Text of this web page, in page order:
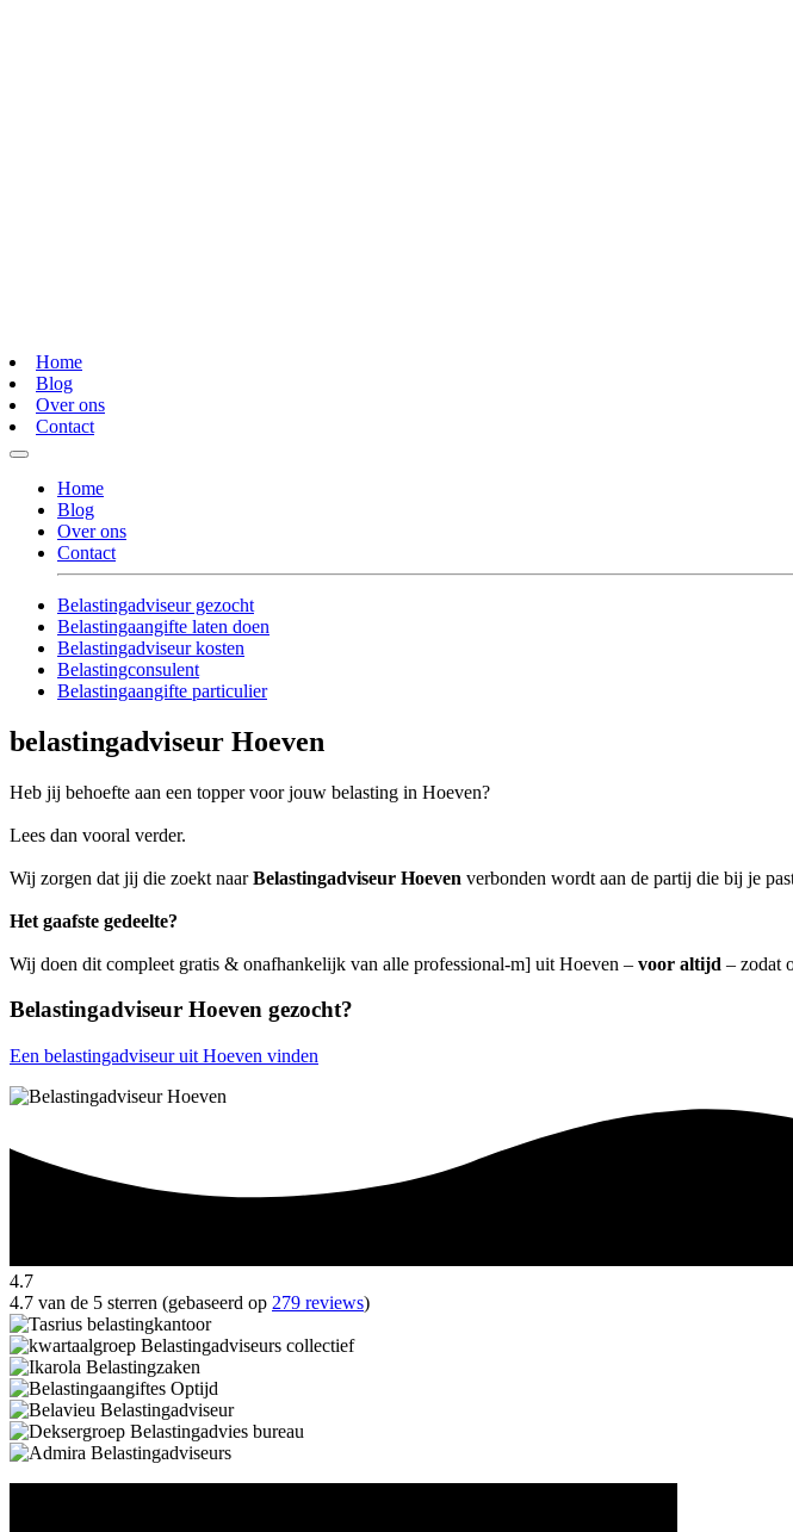
Home
Blog
Over ons
Contact
Home
Blog
Over ons
Contact
Belastingadviseur gezocht
Belastingaangifte laten doen
Belastingadviseur kosten
Belastingconsulent
Belastingaangifte particulier
belastingadviseur Hoeven
Heb jij behoefte aan een topper voor jouw belasting in Hoeven?
Lees dan vooral verder.
Wij zorgen dat jij die zoekt naarBelastingadviseur Hoeven verbonden wordt aan de partij die bij je
Het gaafste gedeelte?
Wij doen dit compleet gratis & onafhankelijk van alle professional-m] uit Hoeven – voor altijd – zodat
Belastingadviseur Hoeven gezocht?
Een belastingadviseur uit Hoeven vinden
4.7
4.7 van de 5 sterren (gebaseerd op 279 reviews)